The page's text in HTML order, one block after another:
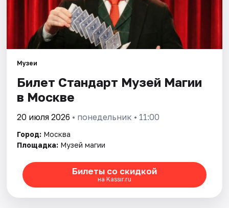
События
Города
Площадки
Рейтинги
Музеи
Билет Стандарт Музей Магии
в Москве
20 июля 2026 • понедельник • 11:00
Город: Москва
Площадка: Музей магии
Билеты со скидкой
на Kassir.ru